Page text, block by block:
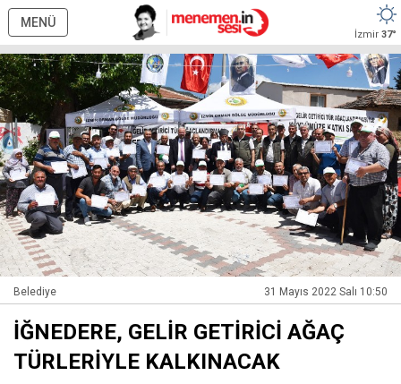
MENÜ
İzmir 37°
Belediye 31 Mayıs 2022 Salı 10:50
İĞNEDERE, GELİR GETİRİCİ AĞAÇ
TÜRLERİYLE KALKINACAK